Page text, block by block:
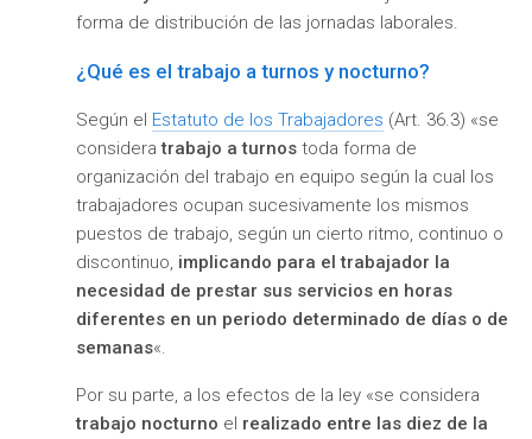
forma de distribución de las jornadas laborales.
¿Qué es el trabajo a turnos y nocturno?
Según el Estatuto de los Trabajadores (Art. 36.3) «se
consideratrabajo a turnos toda forma de
organización del trabajo en equipo según la cual los
trabajadores ocupan sucesivamente los mismos
puestos de trabajo, según un cierto ritmo, continuo o
discontinuo, implicando para el trabajador la
necesidad de prestar sus servicios en horas
diferentes en un periodo determinado de días o de
semanas«.
Por su parte, a los efectos de la ley «se considera
trabajo nocturno el realizado entre las diez de la